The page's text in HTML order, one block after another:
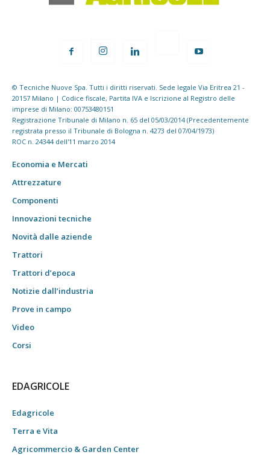
© Tecniche Nuove Spa. Tutti i diritti riservati. Sede legale Via Eritrea 21 -
20157 Milano | Codice fiscale, Partita IVA e Iscrizione al Registro delle
imprese di Milano: 00753480151
Registrazione Tribunale di Milano n. 65 del 05/03/2014 (Precedentemente
registrata presso il Tribunale di Bologna n. 4273 del 07/04/1973)
ROC n. 24344 dell'11 marzo 2014
Economia e Mercati
Attrezzature
Componenti
Innovazioni tecniche
Novità dalle aziende
Trattori
Trattori d’epoca
Notizie dall’industria
Prove in campo
Video
Corsi
EDAGRICOLE
Edagricole
Terra e Vita
Agricommercio & Garden Center